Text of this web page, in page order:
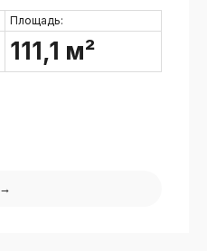
Площадь:
111,1 м²
→